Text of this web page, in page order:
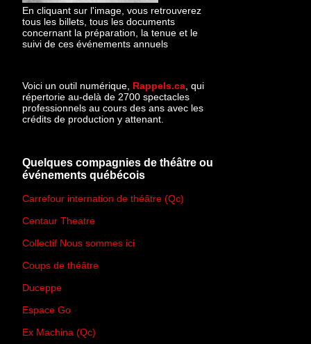
En cliquant sur l'image, vous retrouverez
tous les billets, tous les documents
concernant la préparation, la tenue et le
suivi de ces événements annuels
Voici un outil numérique, Rappels.ca , qui
répertorie au-delà de 2700 spectacles
professionnels au cours des ans avec les
crédits de production y attenant.
Quelques compagnies de théâtre ou
événements québécois
Carrefour internation de théâtre (Qc)
Centaur Theatre
Collectif Nous sommes ici
Coups de théâtre
Duceppe
Espace Go
Ex Machina (Qc)